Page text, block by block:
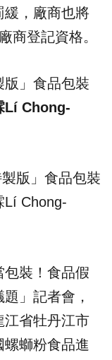
緩 ，廠商也將
商登記資格。
版」食品包裝
Lí Chong-
包裝！食品假
」記者會，
江省牡丹江市
螄粉食品進